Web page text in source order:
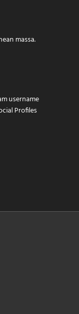
massa.
username
Profiles